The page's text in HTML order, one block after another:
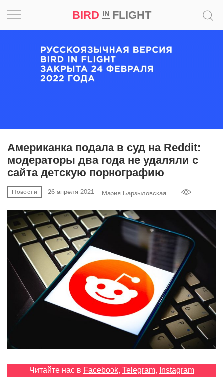
BIRD INFLIGHT
Американка подала в суд на Reddit:
модераторы два года не удаляли с
сайта детскую порнографию
Новости 26 апреля 2021 Мария Барзыловская
Читайте нас в Facebook, Telegram, Instagram